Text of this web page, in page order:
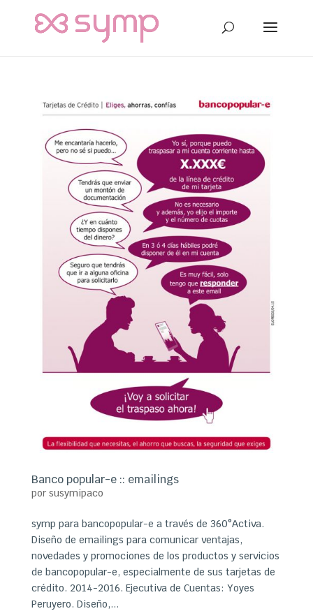
Banco popular-e :: emailings
por susymipaco
symp para bancopopular-e a través de 360°Activa.
Diseño de emailings para comunicar ventajas,
novedades y promociones de los productos y servicios
de bancopopular-e, especialmente de sus tarjetas de
crédito. 2014-2016. Ejecutiva de Cuentas: Yoyes
Peruyero. Diseño,...